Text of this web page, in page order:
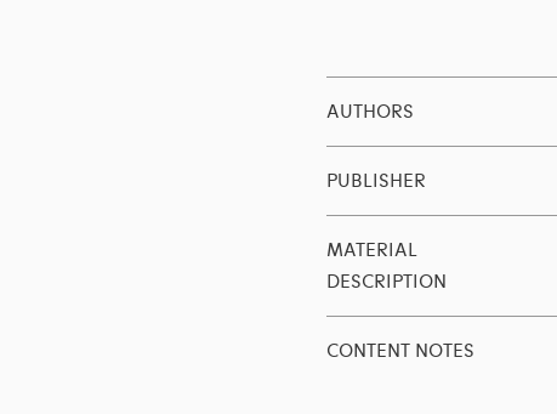
AUTHORS
PUBLISHER
MATERIAL
DESCRIPTION
CONTENT NOTES